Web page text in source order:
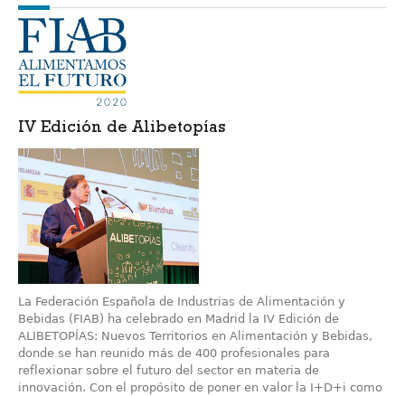
IV Edición de Alibetopías
La Federación Española de Industrias de Alimentación y
Bebidas (FIAB) ha celebrado en Madrid la IV Edición de
ALIBETOPÍAS: Nuevos Territorios en Alimentación y Bebidas,
donde se han reunido más de 400 profesionales para
reflexionar sobre el futuro del sector en materia de
innovación. Con el propósito de poner en valor la I+D+i como